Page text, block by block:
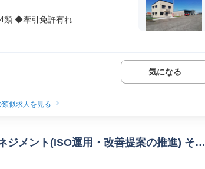
◆牽引免許有れ...
気になる
似求人を見る
ジメント(ISO運用・改善提案の推進) その